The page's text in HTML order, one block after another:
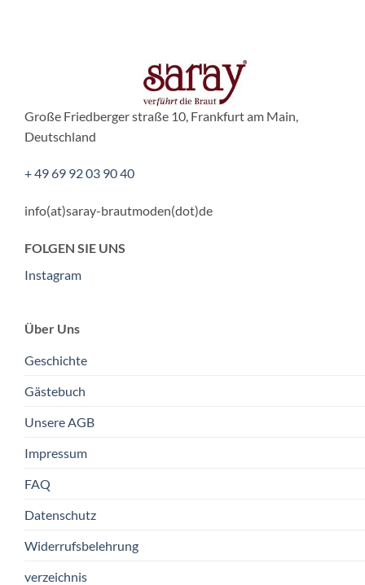
Große Friedberger straße 10, Frankfurt am Main,
Deutschland
+ 49 69 92 03 90 40
info(at)saray-brautmoden(dot)de
FOLGEN SIE UNS
Instagram
Über Uns
Geschichte
Gästebuch
Unsere AGB
Impressum
FAQ
Datenschutz
Widerrufsbelehrung
verzeichnis